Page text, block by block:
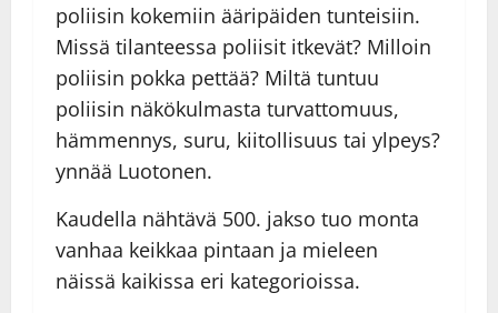
poliisin kokemiin ääripäiden tunteisiin.
Missä tilanteessa poliisit itkevät? Milloin
poliisin pokka pettää? Miltä tuntuu
poliisin näkökulmasta turvattomuus,
hämmennys, suru, kiitollisuus tai ylpeys?
ynnää Luotonen.
Kaudella nähtävä 500. jakso tuo monta
vanhaa keikkaa pintaan ja mieleen
näissä kaikissa eri kategorioissa.